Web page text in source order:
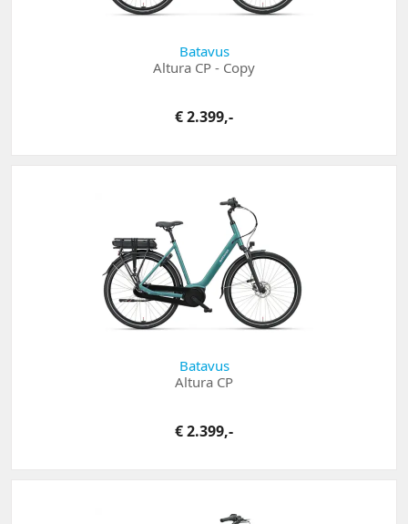
Batavus
Altura CP - Copy
€ 2.399,-
Batavus
Altura CP
€ 2.399,-